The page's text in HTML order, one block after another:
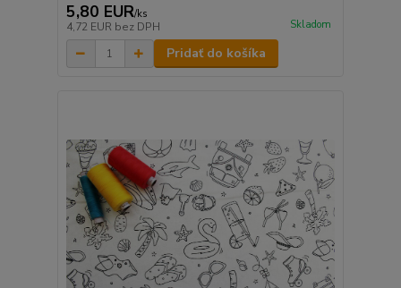
5,80 EUR/ks
4,72 EUR bez DPH Skladom
Pridať do košíka